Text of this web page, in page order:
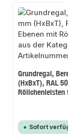
Grundregal,
(HxBxT), RAL
Röllchenleisten
Sofort